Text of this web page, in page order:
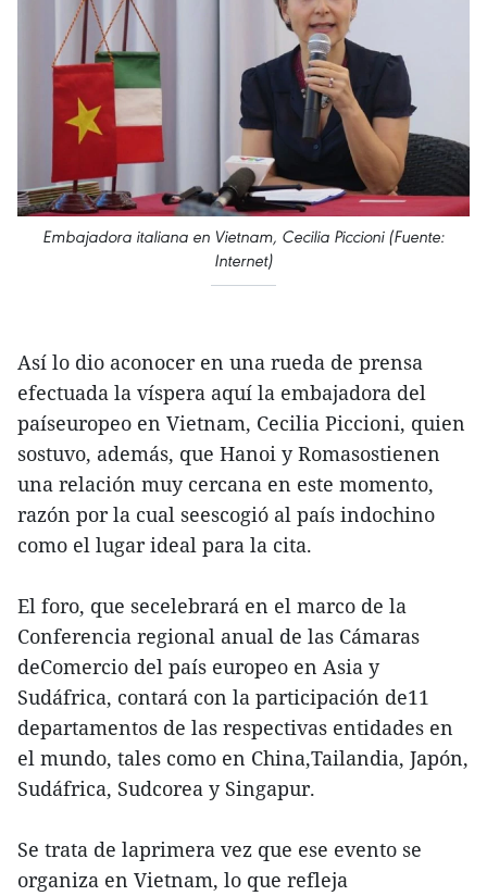
Embajadora italiana en Vietnam, Cecilia Piccioni (Fuente:
Internet)
Así lo dio aconocer en una rueda de prensa
efectuada la víspera aquí la embajadora del
paíseuropeo en Vietnam, Cecilia Piccioni, quien
sostuvo, además, que Hanoi y Romasostienen
una relación muy cercana en este momento,
razón por la cual seescogió al país indochino
como el lugar ideal para la cita.
El foro, que secelebrará en el marco de la
Conferencia regional anual de las Cámaras
deComercio del país europeo en Asia y
Sudáfrica, contará con la participación de11
departamentos de las respectivas entidades en
el mundo, tales como en China,Tailandia, Japón,
Sudáfrica, Sudcorea y Singapur.
Se trata de laprimera vez que ese evento se
organiza en Vietnam, lo que refleja